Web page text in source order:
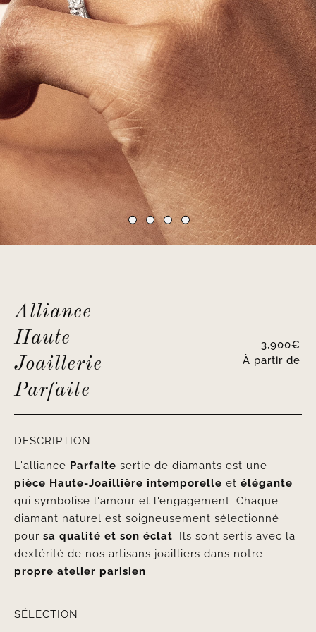
Alliance
Haute
Joaillerie
Parfaite
À partir de
3,900€
DESCRIPTION
L'alliance Parfaite sertie de diamants est une
pièce Haute-Joaillière intemporelle et élégante
qui symbolise l'amour et l'engagement. Chaque
diamant naturel est soigneusement sélectionné
pour sa qualité et son éclat. Ils sont sertis avec la
dextérité de nos artisans joailliers dans notre
propre atelier parisien.
SÉLECTION